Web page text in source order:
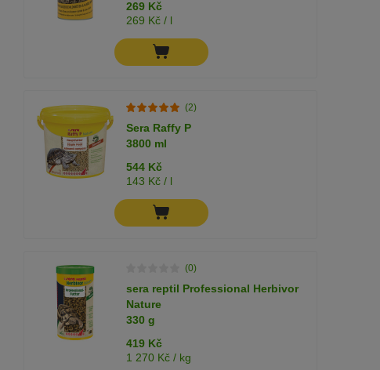
269 Kč
269 Kč / l
(2)
Sera Raffy P
3800 ml
544 Kč
143 Kč / l
(0)
sera reptil Professional Herbivor
Nature
330 g
419 Kč
1 270 Kč / kg